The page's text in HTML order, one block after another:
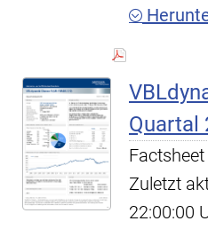
Quartal
Zuletzt
22:00:00